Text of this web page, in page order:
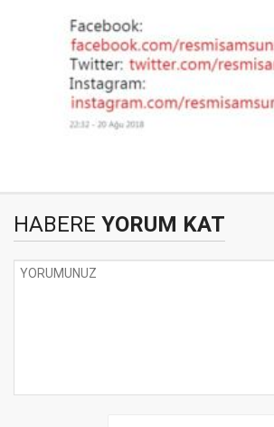
HABERE YORUM KAT